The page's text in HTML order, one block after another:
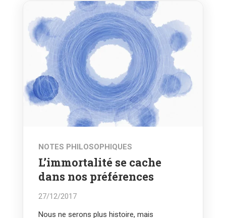
NOTES PHILOSOPHIQUES
L’immortalité se cache
dans nos préférences
27/12/2017
Nous ne serons plus histoire, mais